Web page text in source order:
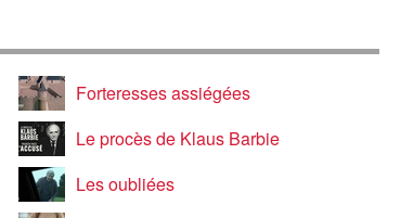
Forteresses assiégées
Le procès de Klaus Barbie
Les oubliées